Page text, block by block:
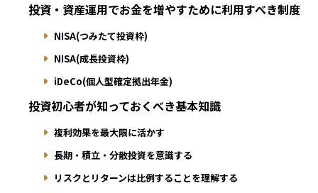
投資・資産運用でお金を増やすために利用すべき制度
NISA(つみたて投資枠)
NISA(成長投資枠)
iDeCo(個人型確定拠出年金)
投資初心者が知っておくべき基本知識
複利効果を最大限に活かす
長期・積立・分散投資を意識する
リスクとリターンは比例することを理解する